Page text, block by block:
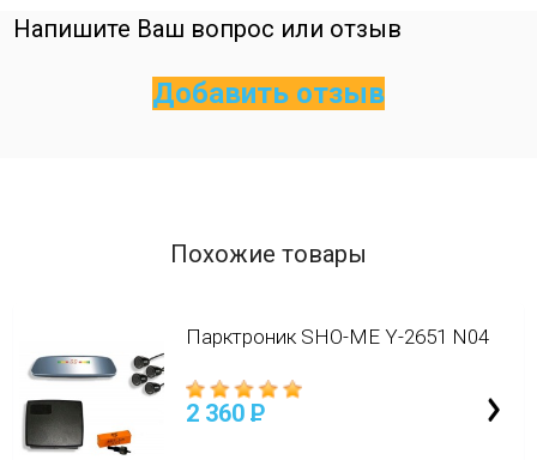
Напишите Ваш вопрос или отзыв
Добавить отзыв
Похожие товары
Парктроник SHO-ME Y-2651 N04
2 360 P